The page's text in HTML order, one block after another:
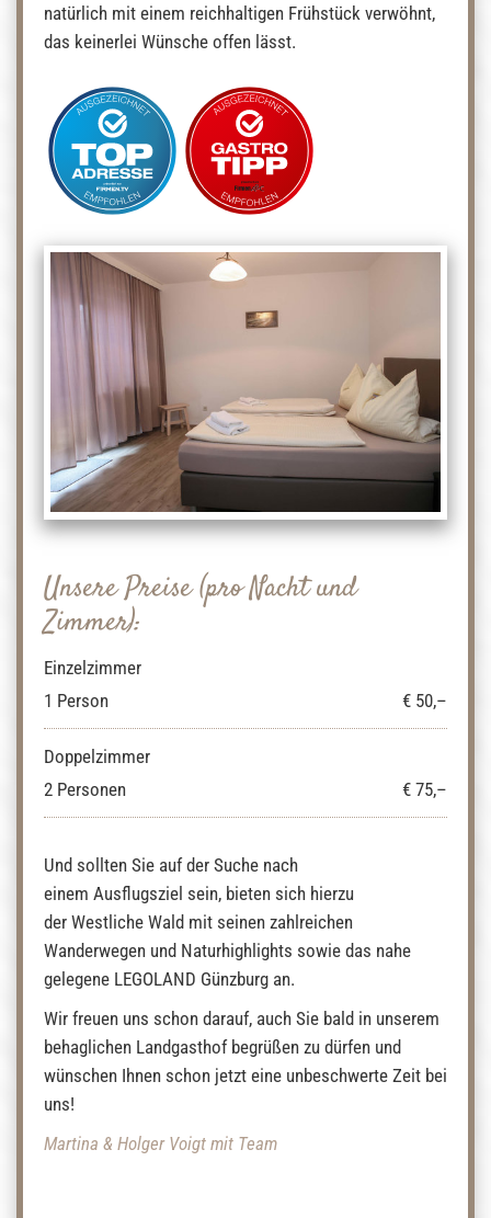
natürlich mit einem reichhaltigen Frühstück verwöhnt,
das keinerlei Wünsche offen lässt.
Unsere Preise (pro Nacht und
Zimmer):
Einzelzimmer
1 Person
€ 50,–
Doppelzimmer
2 Personen
€ 75,–
Und sollten Sie auf der Suche nach
einem Ausflugsziel sein, bieten sich hierzu
der Westliche Wald mit seinen zahlreichen
Wanderwegen und Naturhighlights sowie das nahe
gelegene LEGOLAND Günzburg an.
Wir freuen uns schon darauf, auch Sie bald in unserem
behaglichen Landgasthof begrüßen zu dürfen und
wünschen Ihnen schon jetzt eine unbeschwerte Zeit bei
uns!
Martina & Holger Voigt mit Team